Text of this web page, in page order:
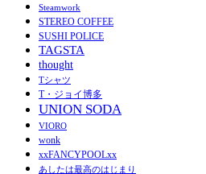
Steamwork
STEREO COFFEE
SUSHI POLICE
TAGSTA
thought
Tシャツ
T・ジョイ博多
UNION SODA
VIORO
wonk
xxFANCYPOOLxx
あしたは最高のはじまり